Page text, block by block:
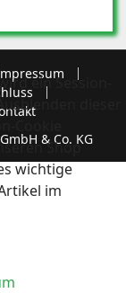
& Co. KG
ein Session-
dieser
Cookie
Shop
wichtige
im